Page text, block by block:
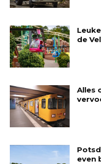
de
Alles
even